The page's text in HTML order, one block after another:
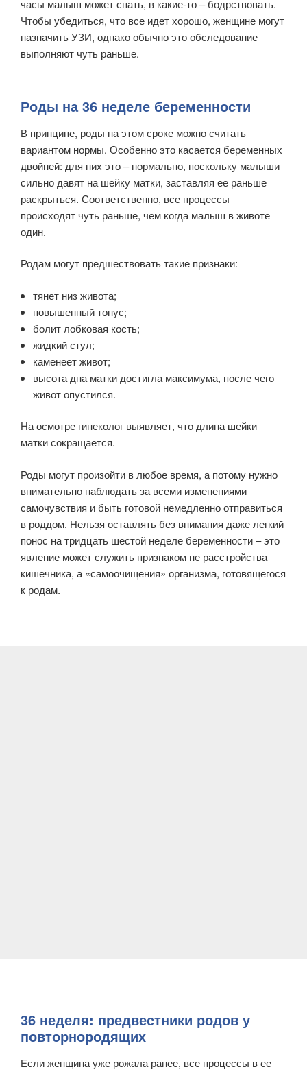
часы малыш может спать, в какие-то – бодрствовать.
Чтобы убедиться, что все идет хорошо, женщине могут
назначить УЗИ, однако обычно это обследование
выполняют чуть раньше.
Роды на 36 неделе беременности
В принципе, роды на этом сроке можно считать
вариантом нормы. Особенно это касается беременных
двойней: для них это – нормально, поскольку малыши
сильно давят на шейку матки, заставляя ее раньше
раскрыться. Соответственно, все процессы
происходят чуть раньше, чем когда малыш в животе
один.
Родам могут предшествовать такие признаки:
тянет низ живота;
повышенный тонус;
болит лобковая кость;
жидкий стул;
каменеет живот;
высота дна матки достигла максимума, после чего
живот опустился.
На осмотре гинеколог выявляет, что длина шейки
матки сокращается.
Роды могут произойти в любое время, а потому нужно
внимательно наблюдать за всеми изменениями
самочувствия и быть готовой немедленно отправиться
в роддом. Нельзя оставлять без внимания даже легкий
понос на тридцать шестой неделе беременности – это
явление может служить признаком не расстройства
кишечника, а «самоочищения» организма, готовящегося
к родам.
36 неделя: предвестники родов у
повторнородящих
Если женщина уже рожала ранее, все процессы в ее